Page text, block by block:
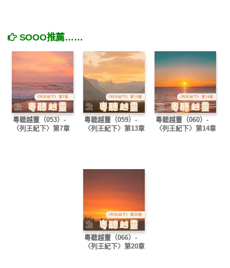
SOOO推薦……
粵聽越靈（053）-
〈列王紀下〉第7章
粵聽越靈（059）-
〈列王紀下〉第13章
粵聽越靈（060）-
〈列王紀下〉第14章
粵聽越靈（066）-
〈列王紀下〉第20章